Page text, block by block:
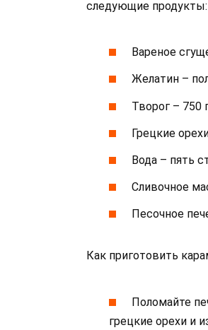
следующие продукты:
Вареное
Желатин –
Творог – 750
Грецкие
Вода – пять
Сливочное
Песочное
Как приготовить
Поломайте
грецкие орехи и